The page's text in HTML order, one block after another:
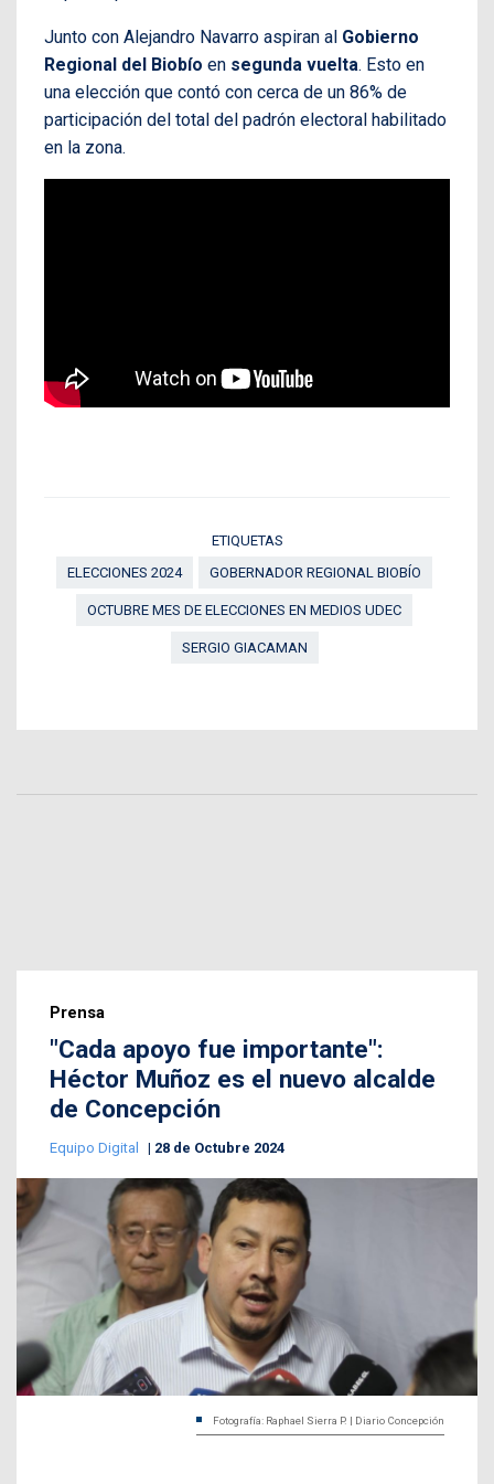
Junto con Alejandro Navarro aspiran al Gobierno
Regional del Biobío en segunda vuelta. Esto en
una elección que contó con cerca de un 86% de
participación del total del padrón electoral habilitado
en la zona.
ETIQUETAS
ELECCIONES 2024
GOBERNADOR REGIONAL BIOBÍO
OCTUBRE MES DE ELECCIONES EN MEDIOS UDEC
SERGIO GIACAMAN
Prensa
"Cada apoyo fue importante":
Héctor Muñoz es el nuevo alcalde
de Concepción
Equipo Digital 28 de Octubre 2024
Fotografía: Raphael Sierra P. | Diario Concepción